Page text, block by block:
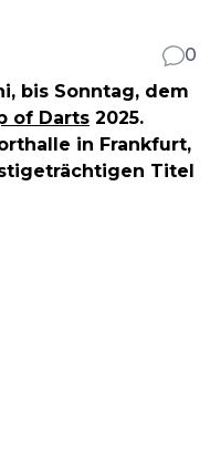
0
bis Sonntag, dem
of Darts 2025.
in Frankfurt,
Titel